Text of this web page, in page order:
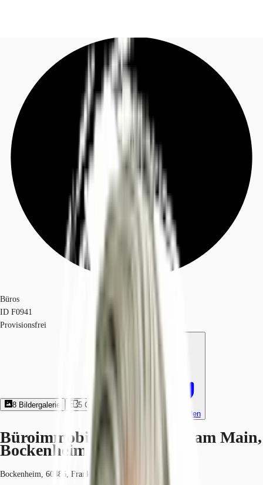
Investieren
Marktinformationen
Coworking
Ihre Ansprechpartner
Favoriten
Jetzt anrufen Kontaktieren Sie uns
Büros
ID F0941
Provisionsfrei
8 Bildergalerie 5 Grundriss
Exposé herunterladen
Büroimmobilie - Frankfurt am Main,
Bockenheim - F0941
Bockenheim, 60486, Frankfurt am Main, Hessen